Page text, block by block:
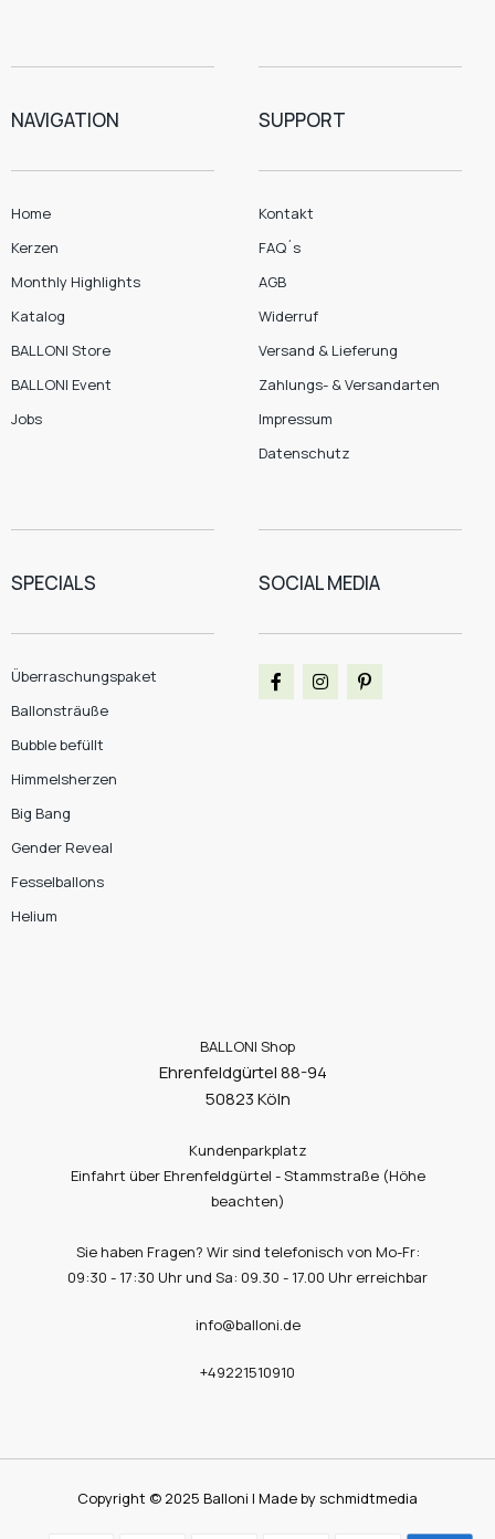
NAVIGATION
Home
Kerzen
Monthly Highlights
Katalog
BALLONI Store
BALLONI Event
Jobs
SUPPORT
Kontakt
FAQ´s
AGB
Widerruf
Versand & Lieferung
Zahlungs- & Versandarten
Impressum
Datenschutz
SPECIALS
Überraschungspaket
Ballonsträuße
Bubble befüllt
Himmelsherzen
Big Bang
Gender Reveal
Fesselballons
Helium
SOCIAL MEDIA
BALLONI Shop
Ehrenfeldgürtel 88-94
50823 Köln
Kundenparkplatz
Einfahrt über Ehrenfeldgürtel - Stammstraße (Höhe
beachten)
Sie haben Fragen? Wir sind telefonisch von Mo-Fr:
09:30 - 17:30 Uhr und Sa: 09.30 - 17.00 Uhr erreichbar
info@balloni.de
+49221510910
Copyright © 2025 Balloni | Made by schmidtmedia